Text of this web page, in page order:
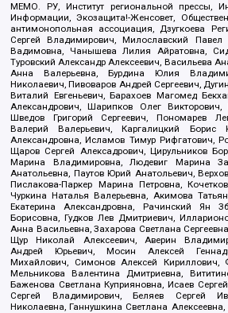
МЕМО. РУ, Институт региональной прессы,
Информации, Экозащита!-Женсовет,
антимонопольная ассоциация, Дзугкоева
Сергей Владимирович, Милославский
Вадимовна, Чанышева Лилия Айратовна,
Туровский Александр Алексеевич, Васильева
Анна Валерьевна, Бурдина Юлия
Николаевич, Пивоваров Андрей Сергеевич,
Виталий Евгеньевич, Барахоев Магомед
Александрович, Шарипков Олег
Шведов Григорий Сергеевич, Пономарев
Валерий Валерьевич, Каргалицкий Борис
Александровна, Исламов Тимур Рифгатович,
Щаров Сергей Алексадрович, Цирульников
Марина Владимировна, Людевиг Марина
Анатольевна, Паутов Юрий Анатольевич,
Пислакова-Паркер Марина Петровна,
Чуркина Наталья Валерьевна, Акимова
Екатерина Александровна, Рачинский Ян
Борисовна, Гудков Лев Дмитриевич,
Анна Васильевна, Захарова Светлана
Щур Николай Алексеевич, Аверин
Андрей Юрьевич, Мосин Алексей
Михайлович, Симонов Алексей Кириллович,
Мельникова Валентина Дмитриевна,
Баженова Светлана Куприяновна, Исаев
Сергей Владимирович, Беляев Сергей
Николаевна, Ганнушкина Светлана